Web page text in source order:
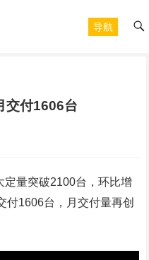
导航
交付1606台
量突破2100台，环比增
付1606台，月交付量再创